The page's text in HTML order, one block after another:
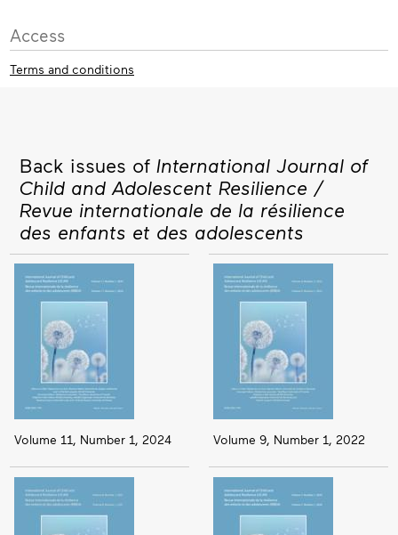
Access
Terms and conditions
Back issues of International Journal of
Child and Adolescent Resilience /
Revue internationale de la résilience
des enfants et des adolescents
Volume 11, Number 1, 2024 Volume 9, Number 1, 2022